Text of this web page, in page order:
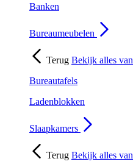
Banken
Bureaumeubelen
Terug Bekijk alles van
Bureautafels
Ladenblokken
Slaapkamers
Terug Bekijk alles van